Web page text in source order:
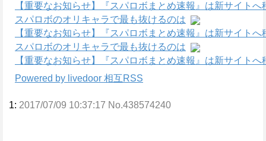
【重要なお知らせ】『スパロボまとめ速報』は新サイトへ
スパロボのオリキャラで最も抜けるのは
【重要なお知らせ】『スパロボまとめ速報』は新サイトへ
スパロボのオリキャラで最も抜けるのは
【重要なお知らせ】『スパロボまとめ速報』は新サイトへ
Powered by livedoor 相互RSS
1: 2017/07/09 10:37:17 No.438574240